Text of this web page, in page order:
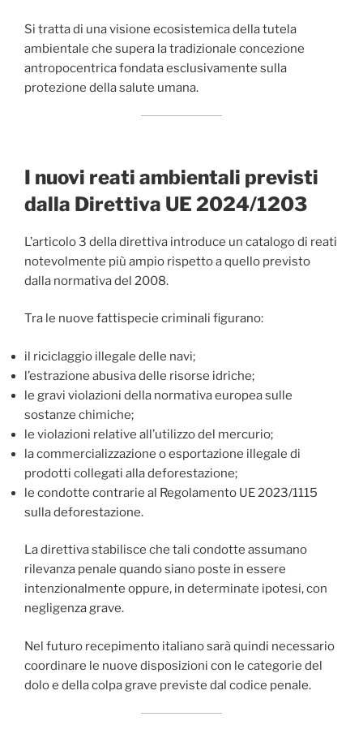
Si tratta di una visione ecosistemica della tutela
ambientale che supera la tradizionale concezione
antropocentrica fondata esclusivamente sulla
protezione della salute umana.
I nuovi reati ambientali previsti
dalla Direttiva UE 2024/1203
L’articolo 3 della direttiva introduce un catalogo di reati
notevolmente più ampio rispetto a quello previsto
dalla normativa del 2008.
Tra le nuove fattispecie criminali figurano:
il riciclaggio illegale delle navi;
l’estrazione abusiva delle risorse idriche;
le gravi violazioni della normativa europea sulle
sostanze chimiche;
le violazioni relative all’utilizzo del mercurio;
la commercializzazione o esportazione illegale di
prodotti collegati alla deforestazione;
le condotte contrarie al Regolamento UE 2023/1115
sulla deforestazione.
La direttiva stabilisce che tali condotte assumano
rilevanza penale quando siano poste in essere
intenzionalmente oppure, in determinate ipotesi, con
negligenza grave.
Nel futuro recepimento italiano sarà quindi necessario
coordinare le nuove disposizioni con le categorie del
dolo e della colpa grave previste dal codice penale.